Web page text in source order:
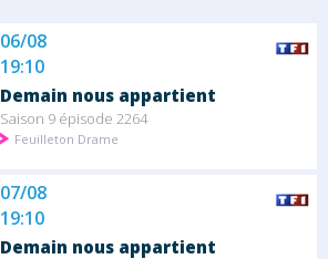
06/08
19:10
Demain nous appartient
Saison 9 épisode 2264
Feuilleton Drame
07/08
19:10
Demain nous appartient